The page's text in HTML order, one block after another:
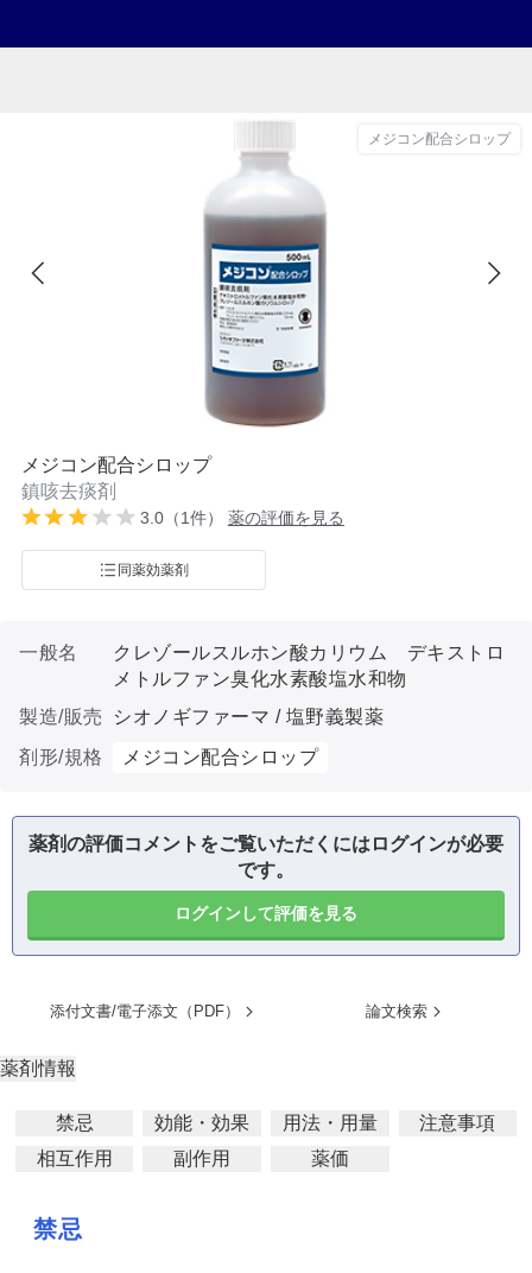
メジコン配合シロップ
メジコン配合シロップ
鎮咳去痰剤
3.0（1件） 薬の評価を見る
同薬効薬剤
一般名
クレゾールスルホン酸カリウム デキストロ
メトルファン臭化水素酸塩水和物
製造/販売
シオノギファーマ / 塩野義製薬
剤形/規格
メジコン配合シロップ
薬剤の評価コメントをご覧いただくにはログインが必要
です。
ログインして評価を見る
添付文書/電子添文（PDF） 論文検索
薬剤情報
禁忌 効能・効果 用法・用量
注意事項
相互作用
副作用 薬価
禁忌